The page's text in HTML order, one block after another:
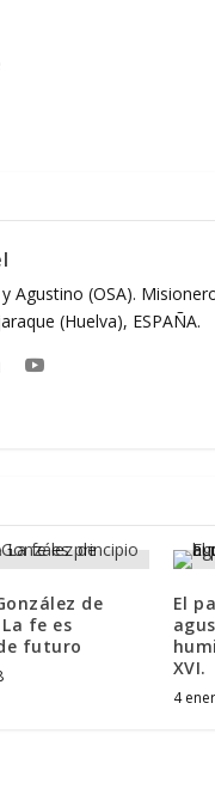
Agustino (OSA).
(Huelva), ESPAÑA.
de
fe es
futuro
El
XVI.
4